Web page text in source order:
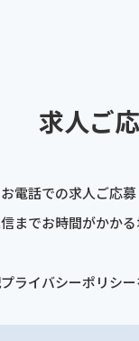
求人ご
電話での求人ご応募
までお時間がかか
ライバシーポリシー